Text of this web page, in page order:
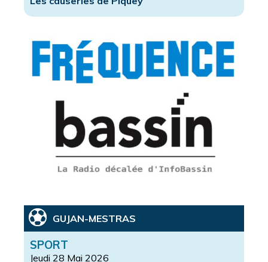
GUJAN-MESTRAS
SPORT
Jeudi 28 Mai 2026